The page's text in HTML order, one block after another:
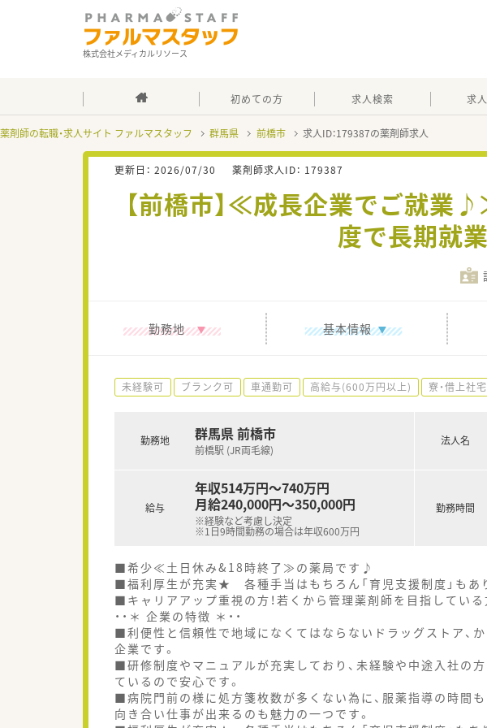
株式会社メディカルリソース
初めての方 求人検索 求
薬剤師の転職・求人サイト ファルマスタッフ 群馬県 前橋市 求人ID：179387の薬剤師求人
更新日： 2026/07/30 薬剤師求人ID： 179387
【前橋市】≪成長企業でご就業
度で長期就
勤務地 基本情報
未経験可 ブランク可 車通勤可 高給与(600万円以上) 寮・借上社
勤務地 群馬県 前橋市
前橋駅 (JR両毛線)
給与
年収514万円～740万円
月給240,000円～350,000円
※経験など考慮し決定
※1日9時間勤務の場合は年収600万円
法人名
勤務時間
■希少≪土日休み&18時終了≫の薬局です♪
■福利厚生が充実★ 各種手当はもちろん「育児支援制度」もあ
■キャリアアップ重視の方！若くから管理薬剤師を目指してい
・・＊ 企業の特徴 ＊・・
■利便性と信頼性で地域になくてはならないドラッグストア、
企業です。
■研修制度やマニュアルが充実しており、未経験や中途入社の
ているので安心です。
■病院門前の様に処方箋枚数が多くない為に、服薬指導の時間
向き合い仕事が出来るのも魅力の一つです。